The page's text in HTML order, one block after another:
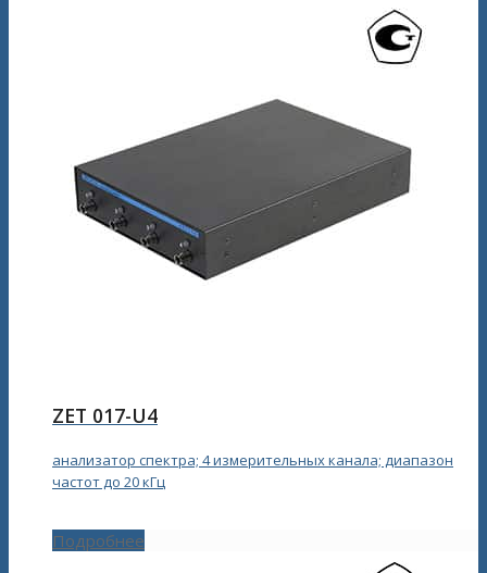
ZET 017-U4
анализатор спектра; 4 измерительных канала; диапазон
частот до 20 кГц
Подробнее